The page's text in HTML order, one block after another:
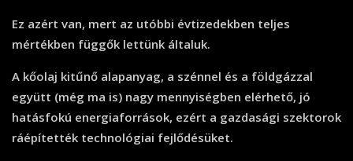
Ez azért van, mert az utóbbi évtizedekben teljes
mértékben függők lettünk általuk.
A kőolaj kitűnő alapanyag, a szénnel és a földgázzal
együtt (még ma is) nagy mennyiségben elérhető, jó
hatásfokú energiaforrások, ezért a gazdasági szektorok
ráépítették technológiai fejlődésüket.